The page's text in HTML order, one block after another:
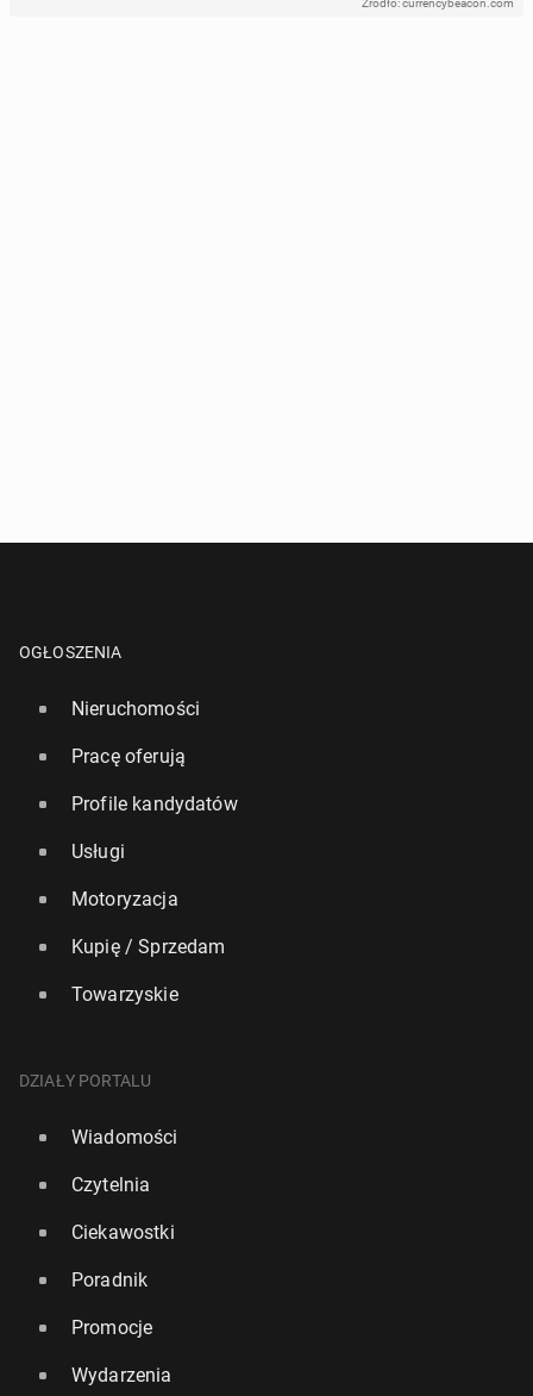
OGŁOSZENIA
Nieruchomości
Pracę oferują
Profile kandydatów
Usługi
Motoryzacja
Kupię / Sprzedam
Towarzyskie
DZIAŁY PORTALU
Wiadomości
Czytelnia
Ciekawostki
Poradnik
Promocje
Wydarzenia